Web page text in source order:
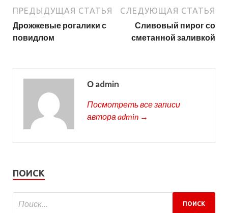
ПРЕДЫДУЩАЯ СТАТЬЯ
Дрожжевые рогалики с
повидлом
СЛЕДУЮЩАЯ СТАТЬЯ
Сливовый пирог со
сметанной заливкой
О admin
Посмотреть все записи
автора admin →
ПОИСК